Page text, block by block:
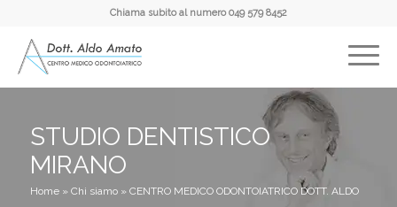
Chiama subito al numero049 579 8452
STUDIO DENTISTICO
MIRANO
Home» Chi siamo» CENTRO MEDICO ODONTOIATRICO DOTT. ALDO